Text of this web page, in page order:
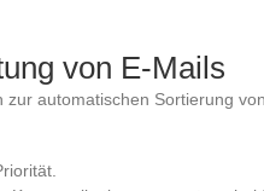
von E-Mails
automatischen Sortierung